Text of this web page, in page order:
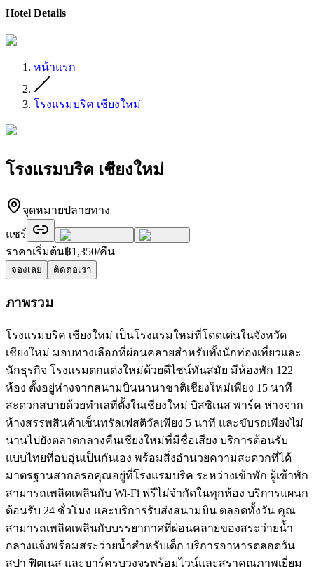
Hotel Details
หน้าแรก
โรงแรมบริค เชียงใหม่
โรงแรมบริค เชียงใหม่
จุดหมายปลายทาง
แชร์
ราคาเริ่มต้น฿1,350/คืน
จองเลย ติดต่อเรา
ภาพรวม
โรงแรมบริค เชียงใหม่ เป็นโรงแรมใหม่ที่โดดเด่นในจังหวัด
เชียงใหม่ มอบทางเลือกที่ผ่อนคลายสำหรับทั้งนักท่องเที่ยวและ
นักธุรกิจ โรงแรมตกแต่งใหม่ด้วยดีไซน์ทันสมัย ​​มีห้องพัก 122
ห้อง ตั้งอยู่ห่างจากสนามบินนานาชาติเชียงใหม่เพียง 15 นาที
สะดวกสบายด้วยทำเลที่ตั้งในเชียงใหม่ บิสซิเนส พาร์ค ห่างจาก
ห้างสรรพสินค้าเซ็นทรัลเฟสติวัลเพียง 5 นาที และขับรถเพียงไม่
นานไปยังตลาดกลางคืนเชียงใหม่ที่มีชื่อเสียง บริการต้อนรับ
แบบไทยที่อบอุ่นเป็นกันเอง พร้อมสิ่งอำนวยความสะดวกที่ได้
มาตรฐานสากลรอคุณอยู่ที่โรงแรมบริค ระหว่างเข้าพัก ผู้เข้าพัก
สามารถเพลิดเพลินกับ Wi-Fi ฟรีไม่จำกัดในทุกห้อง บริการแผนก
ต้อนรับ 24 ชั่วโมง และบริการรับส่งสนามบิน ตลอดทั้งวัน คุณ
สามารถเพลิดเพลินกับบรรยากาศที่ผ่อนคลายของสระว่ายน้ำ
กลางแจ้งพร้อมสระว่ายน้ำสำหรับเด็ก บริการอาหารตลอดวัน
สปา ฟิตเนส และบาร์ครบวงจรพร้อมไวน์และสุราคุณภาพเยี่ยม